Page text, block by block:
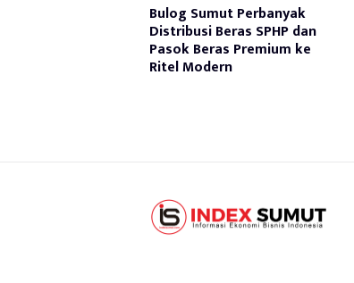
Bulog Sumut Perbanyak
Distribusi Beras SPHP dan
Pasok Beras Premium ke
Ritel Modern